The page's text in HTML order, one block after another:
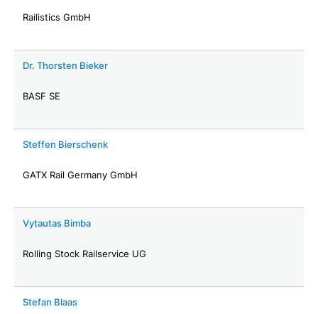
Railistics GmbH
Dr. Thorsten Bieker
BASF SE
Steffen Bierschenk
GATX Rail Germany GmbH
Vytautas Bimba
Rolling Stock Railservice UG
Stefan Blaas